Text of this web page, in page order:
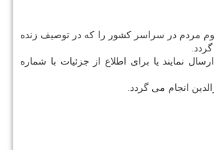
مردم در سراسر كشور را كه در توصیف زنده
نو تا ۱۰ بهمن ماه به ایمیل jtfarhangi@gmail.com ارسال نمایند یا برای اطلاع از جزئیات با شماره
انجام می گردد.